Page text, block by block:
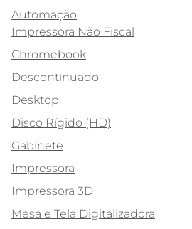
Automação
Impressora Não Fiscal
Chromebook
Descontinuado
Desktop
Disco Rígido (HD)
Gabinete
Impressora
Impressora 3D
Mesa e Tela Digitalizadora